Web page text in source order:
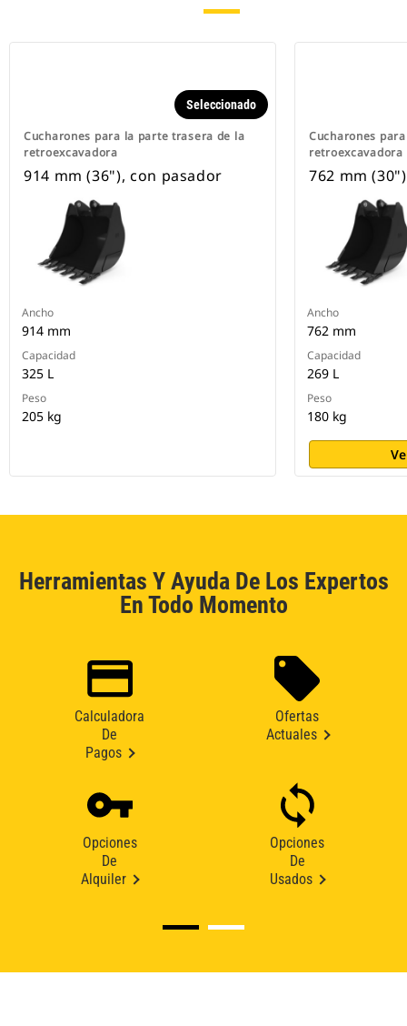
Cucharones para la parte trasera de la
retroexcavadora
Seleccionado
914 mm (36"), con pasador
Ancho
914 mm
Capacidad
325 L
Peso
205 kg
Cucharones
retroexcavadora
762 mm
Ancho
762 mm
Capacidad
269 L
Peso
180 kg
Herramientas Y Ayuda De Los Expertos
En Todo Momento
Calculadora
De
Pagos
Ofertas
Actuales
Opciones
De
Alquiler
Opciones
De
Usados